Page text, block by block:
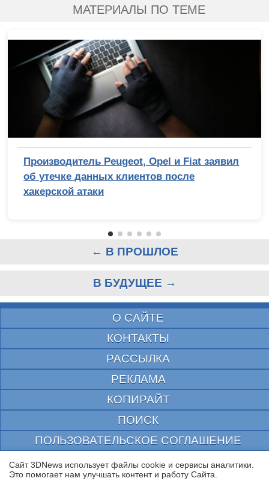
МАТЕРИАЛЫ ПО ТЕМЕ
Производитель Peugeot, Opel и Fiat заявил
об утечке данных клиентов после
хакерской атаки
← В ПРОШЛОЕ
В БУДУЩЕЕ →
О САЙТЕ
КОНТАКТЫ
РАССЫЛКА
РЕКЛАМА
КОПИРАЙТ
ПОИСК
ПОЛЬЗОВАТЕЛЬСКОЕ СОГЛАШЕНИЕ
ЗАЩИЩЕНО CURATOR
© 1997—2026 Электронное периодическое издание "3ДНьюс" | Свидетельство о
Сайт 3DNews использует файлы cookie и сервисы аналитики.
Это помогает нам улучшать контент и работу Cайта.